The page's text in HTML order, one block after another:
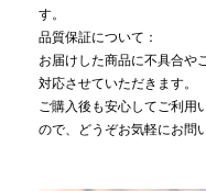
す。
品質保証について：
お届けした商品に不具合や
対応させていただきます。
ご購入後も安心してご利用
ので、どうぞお気軽にお問